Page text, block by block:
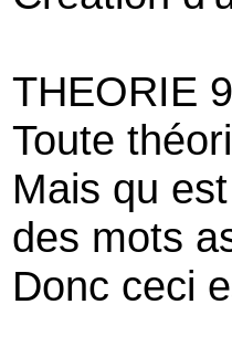
THEORIE 9
Toute
Mais qu
des mots
Donc ceci